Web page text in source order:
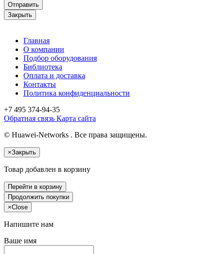
Отправить
Закрыть
Главная
О компании
Подбор оборудования
Библиотека
Оплата и доставка
Контакты
Политика конфиденциальности
+7 495 374-94-35
Обратная связь Карта сайта
© Huawei-Networks . Все права защищены.
×Закрыть
Товар добавлен в корзину
Перейти в корзину
Продолжить покупки
×Close
Напишите нам
Ваше имя